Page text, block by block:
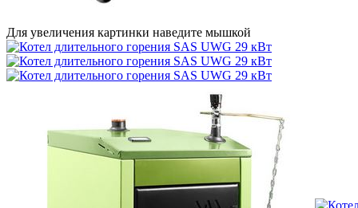
Для увеличения картинки наведите мышкой